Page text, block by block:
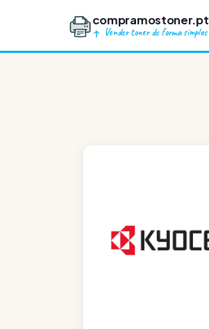
compramostoner.pt
Vender toner de forma simples